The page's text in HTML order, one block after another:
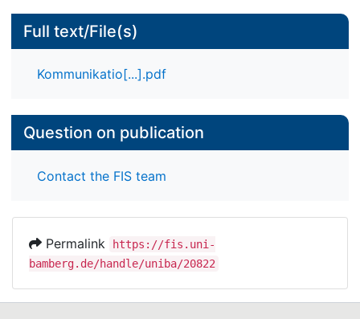
Full text/File(s)
Kommunikatio[...].pdf
Question on publication
Contact the FIS team
Permalink
https://fis.uni-
bamberg.de/handle/uniba/20822